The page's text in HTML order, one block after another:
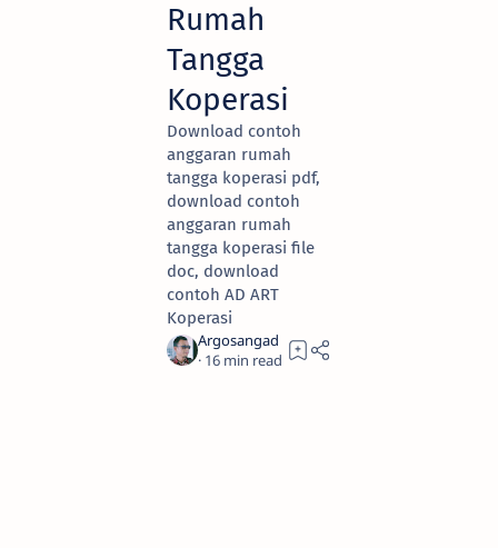
Rumah
Tangga
Koperasi
Download contoh
anggaran rumah
tangga koperasi pdf,
download contoh
anggaran rumah
tangga koperasi file
doc, download
contoh AD ART
Koperasi
16